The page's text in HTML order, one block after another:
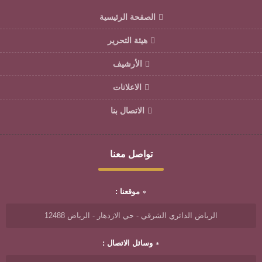
الصفحة الرئيسية
هيئة التحرير
الأرشيف
الاعلانات
الاتصال بنا
تواصل معنا
موقعنا :
الرياض الدائري الشرقي - حي الازدهار - الرياض 12488
وسائل الاتصال :